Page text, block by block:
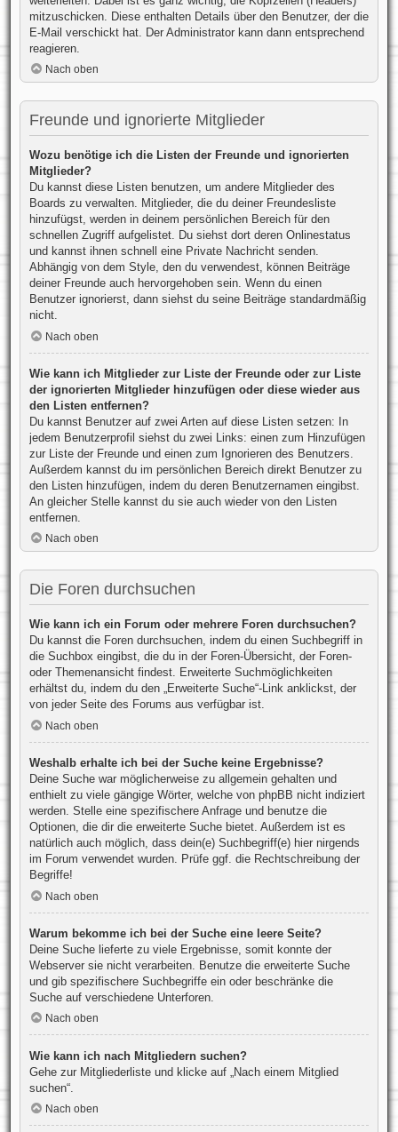
mitzuschicken. Diese enthalten Details über den Benutzer, der die
E-Mail verschickt hat. Der Administrator kann dann entsprechend
reagieren.
Nach oben
Freunde und ignorierte Mitglieder
Wozu benötige ich die Listen der Freunde und ignorierten
Mitglieder?
Du kannst diese Listen benutzen, um andere Mitglieder des
Boards zu verwalten. Mitglieder, die du deiner Freundesliste
hinzufügst, werden in deinem persönlichen Bereich für den
schnellen Zugriff aufgelistet. Du siehst dort deren Onlinestatus
und kannst ihnen schnell eine Private Nachricht senden.
Abhängig von dem Style, den du verwendest, können Beiträge
deiner Freunde auch hervorgehoben sein. Wenn du einen
Benutzer ignorierst, dann siehst du seine Beiträge standardmäßig
nicht.
Nach oben
Wie kann ich Mitglieder zur Liste der Freunde oder zur Liste
der ignorierten Mitglieder hinzufügen oder diese wieder aus
den Listen entfernen?
Du kannst Benutzer auf zwei Arten auf diese Listen setzen: In
jedem Benutzerprofil siehst du zwei Links: einen zum Hinzufügen
zur Liste der Freunde und einen zum Ignorieren des Benutzers.
Außerdem kannst du im persönlichen Bereich direkt Benutzer zu
den Listen hinzufügen, indem du deren Benutzernamen eingibst.
An gleicher Stelle kannst du sie auch wieder von den Listen
entfernen.
Nach oben
Die Foren durchsuchen
Wie kann ich ein Forum oder mehrere Foren durchsuchen?
Du kannst die Foren durchsuchen, indem du einen Suchbegriff in
die Suchbox eingibst, die du in der Foren-Übersicht, der Foren-
oder Themenansicht findest. Erweiterte Suchmöglichkeiten
erhältst du, indem du den „Erweiterte Suche“-Link anklickst, der
von jeder Seite des Forums aus verfügbar ist.
Nach oben
Weshalb erhalte ich bei der Suche keine Ergebnisse?
Deine Suche war möglicherweise zu allgemein gehalten und
enthielt zu viele gängige Wörter, welche von phpBB nicht indiziert
werden. Stelle eine spezifischere Anfrage und benutze die
Optionen, die dir die erweiterte Suche bietet. Außerdem ist es
natürlich auch möglich, dass dein(e) Suchbegriff(e) hier nirgends
im Forum verwendet wurden. Prüfe ggf. die Rechtschreibung der
Begriffe!
Nach oben
Warum bekomme ich bei der Suche eine leere Seite?
Deine Suche lieferte zu viele Ergebnisse, somit konnte der
Webserver sie nicht verarbeiten. Benutze die erweiterte Suche
und gib spezifischere Suchbegriffe ein oder beschränke die
Suche auf verschiedene Unterforen.
Nach oben
Wie kann ich nach Mitgliedern suchen?
Gehe zur Mitgliederliste und klicke auf „Nach einem Mitglied
suchen“.
Nach oben